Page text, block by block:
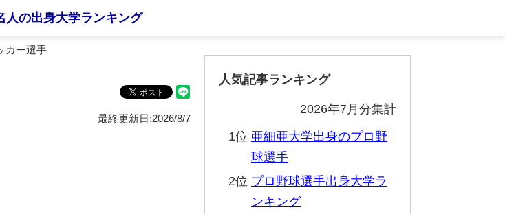
人の出身大学ランキング
カー選手
最終更新日:2026/8/7
人気記事ランキング
2026年7月分集計
1位 亜細亜大学出身のプロ野
球選手
2位 プロ野球選手出身大学ラ
ンキング